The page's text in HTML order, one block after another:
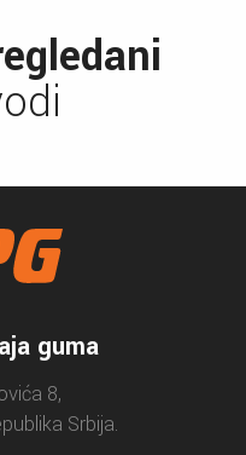
guma
8,
Srbija.